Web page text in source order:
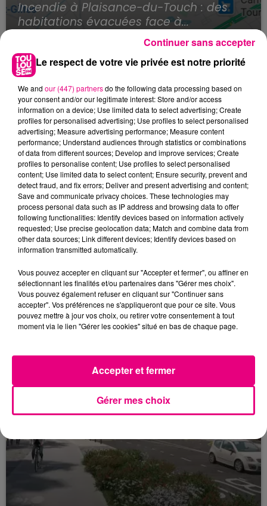
Incendie à Plaisance-du-Touch : des
habitations évacuées face à...
23 juillet 2026
Violent incendie au nord de Toulouse
Le respect de votre vie privée est notre priorité
We and our (447) partnersdo the following data processing based on
your consent and/or our legitimate interest: Store and/or access
information on a device; Use limited data to select advertising; Create
profiles for personalised advertising; Use profiles to select personalised
advertising; Measure advertising performance; Measure content
performance; Understand audiences through statistics or combinations
of data from different sources; Develop and improve services; Create
profiles to personalise content; Use profiles to select personalised
content; Use limited data to select content; Ensure security, prevent and
detect fraud, and fix errors; Deliver and present advertising and content;
Save and communicate privacy choices. These technologies may
process personal data such as IP address and browsing data to offer
following functionalities: Identify devices based on information actively
requested; Use precise geolocation data; Match and combine data from
other data sources; Link different devices; Identify devices based on
information transmitted automatically.
Vous pouvez accepter en cliquant sur "Accepter et fermer", ou affiner en
sélectionnant les finalités et/ou partenaires dans "Gérer mes choix".
Vous pouvez également refuser en cliquant sur "Continuer sans
accepter". Vos préférences ne s'appliqueront que pour ce site. Vous
pouvez mettre à jour vos choix, ou retirer votre consentement à tout
moment via le lien "Gérer les cookies" situé en bas de chaque page.
Gérer mes choix
Accepter et fermer
Continuer sans accepter